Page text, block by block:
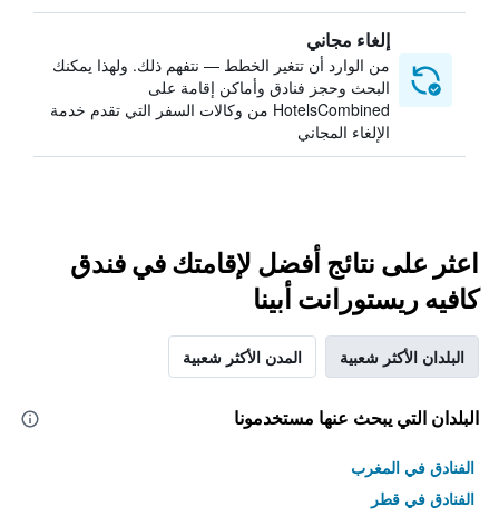
إلغاء مجاني
من الوارد أن تتغير الخطط — نتفهم ذلك. ولهذا يمكنك
البحث وحجز فنادق وأماكن إقامة على
HotelsCombined من وكالات السفر التي تقدم خدمة
الإلغاء المجاني
اعثر على نتائج أفضل لإقامتك في فندق
كافيه ريستورانت أبينا
البلدان الأكثر شعبية المدن الأكثر شعبية
البلدان التي يبحث عنها مستخدمونا
الفنادق في المغرب
الفنادق في قطر